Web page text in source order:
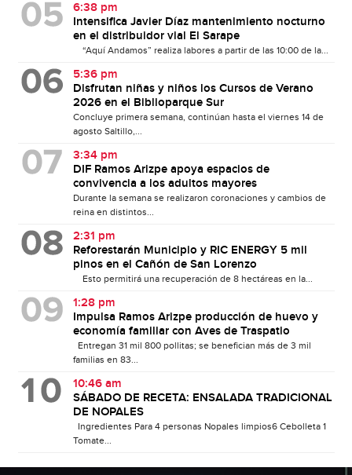
6:38 pm
Intensifica Javier Díaz mantenimiento nocturno
en el distribuidor vial El Sarape
“Aquí Andamos” realiza labores a partir de las 10:00 de la...
5:36 pm
Disfrutan niñas y niños los Cursos de Verano
2026 en el Biblioparque Sur
Concluye primera semana, continúan hasta el viernes 14 de
agosto Saltillo,...
3:34 pm
DIF Ramos Arizpe apoya espacios de
convivencia a los adultos mayores
Durante la semana se realizaron coronaciones y cambios de
reina en distintos...
2:31 pm
Reforestarán Municipio y RIC ENERGY 5 mil
pinos en el Cañón de San Lorenzo
Esto permitirá una recuperación de 8 hectáreas en la...
1:28 pm
Impulsa Ramos Arizpe producción de huevo y
economía familiar con Aves de Traspatio
Entregan 31 mil 800 pollitas; se benefician más de 3 mil
familias en 83...
10:46 am
SÁBADO DE RECETA: ENSALADA TRADICIONAL
DE NOPALES
Ingredientes Para 4 personas Nopales limpios6 Cebolleta 1
Tomate...